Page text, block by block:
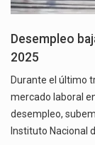
Desempleo
2025
Durante el último
mercado laboral
desempleo,
Instituto Nacional